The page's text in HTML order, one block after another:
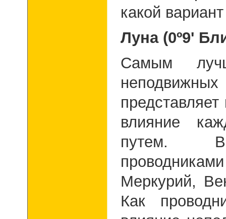
какой
Луна (0º9'
Самым
влияние
путем.
Меркурий,
Как